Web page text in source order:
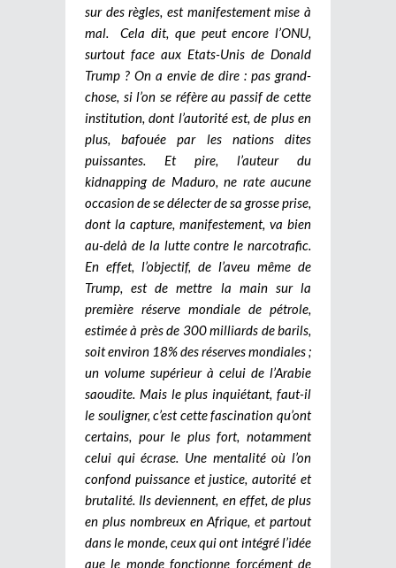
sur des règles, est manifestement mise à
mal.Cela dit, que peut encore l’ONU,
surtout face aux Etats-Unis de Donald
Trump ? On a envie de dire : pas grand-
chose, si l’on se réfère au passif de cette
institution, dont l’autorité est, de plus en
plus, bafouée par les nations dites
puissantes. Et pire, l’auteur du
kidnapping de Maduro, ne rate aucune
occasion de se délecter de sa grosse prise,
dont la capture, manifestement, va bien
au-delà de la lutte contre le narcotrafic.
En effet, l’objectif, de l’aveu même de
Trump, est de mettre la main sur la
première réserve mondiale de pétrole,
estimée à près de 300 milliards de barils,
soit environ 18% des réserves mondiales ;
un volume supérieur à celui de l’Arabie
saoudite. Mais le plus inquiétant, faut-il
le souligner, c’est cette fascination qu’ont
certains, pour le plus fort, notamment
celui qui écrase. Une mentalité où l’on
confond puissance et justice, autorité et
brutalité. Ils deviennent, en effet, de plus
en plus nombreux en Afrique, et partout
dans le monde, ceux qui ont intégré l’idée
que le monde fonctionne forcément de